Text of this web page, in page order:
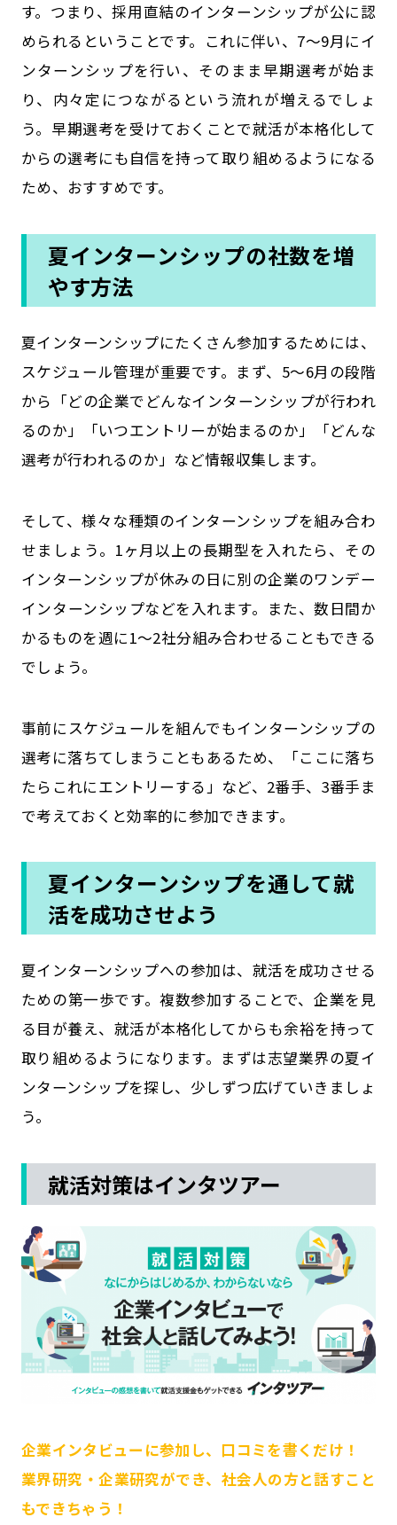
す。つまり、採用直結のインターンシップが公に認
められるということです。これに伴い、7～9月にイ
ンターンシップを行い、そのまま早期選考が始ま
り、内々定につながるという流れが増えるでしょ
う。早期選考を受けておくことで就活が本格化して
からの選考にも自信を持って取り組めるようになる
ため、おすすめです。
夏インターンシップの社数を増
やす方法
夏インターンシップにたくさん参加するためには、
スケジュール管理が重要です。まず、5～6月の段階
から「どの企業でどんなインターンシップが行われ
るのか」「いつエントリーが始まるのか」「どんな
選考が行われるのか」など情報収集します。
そして、様々な種類のインターンシップを組み合わ
せましょう。1ヶ月以上の長期型を入れたら、その
インターンシップが休みの日に別の企業のワンデー
インターンシップなどを入れます。また、数日間か
かるものを週に1～2社分組み合わせることもできる
でしょう。
事前にスケジュールを組んでもインターンシップの
選考に落ちてしまうこともあるため、「ここに落ち
たらこれにエントリーする」など、2番手、3番手ま
で考えておくと効率的に参加できます。
夏インターンシップを通して就
活を成功させよう
夏インターンシップへの参加は、就活を成功させる
ための第一歩です。複数参加することで、企業を見
る目が養え、就活が本格化してからも余裕を持って
取り組めるようになります。まずは志望業界の夏イ
ンターンシップを探し、少しずつ広げていきましょ
う。
就活対策はインタツアー
企業インタビューに参加し、口コミを書くだけ！
業界研究・企業研究ができ、社会人の方と話すこと
もできちゃう！